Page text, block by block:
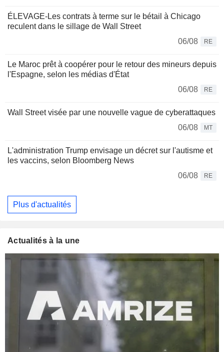
ÉLEVAGE-Les contrats à terme sur le bétail à Chicago
reculent dans le sillage de Wall Street
06/08
RE
Le Maroc prêt à coopérer pour le retour des mineurs depuis
l'Espagne, selon les médias d'État
06/08
RE
Wall Street visée par une nouvelle vague de cyberattaques
06/08
MT
L'administration Trump envisage un décret sur l'autisme et
les vaccins, selon Bloomberg News
06/08
RE
Plus d'actualités
Actualités à la une